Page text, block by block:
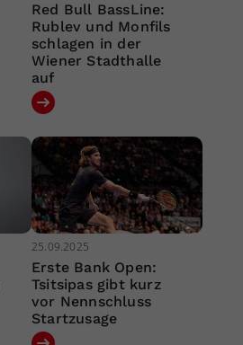
Red Bull BassLine:
Rublev und Monfils
schlagen in der
Wiener Stadthalle
auf
25.09.2025
Erste Bank Open:
Tsitsipas gibt kurz
vor Nennschluss
Startzusage